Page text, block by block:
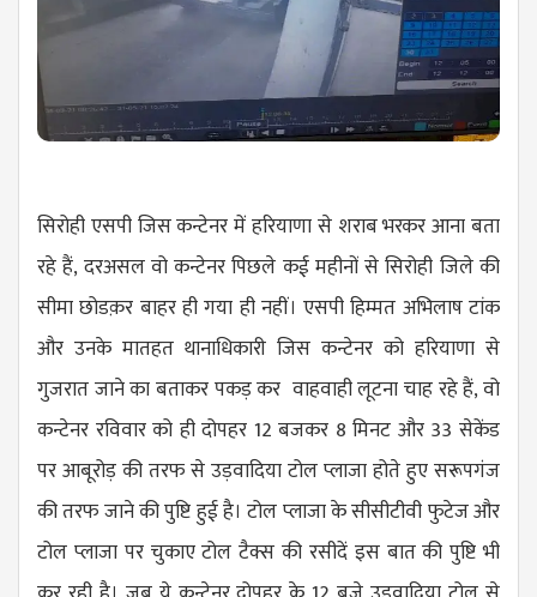
सिरोही एसपी जिस कन्टेनर में हरियाणा से शराब भरकर आना बता
रहे हैं, दरअसल वो कन्टेनर पिछले कई महीनों से सिरोही जिले की
सीमा छोडक़र बाहर ही गया ही नहीं। एसपी हिम्मत अभिलाष टांक
और उनके मातहत थानाधिकारी जिस कन्टेनर को हरियाणा से
गुजरात जाने का बताकर पकड़ कर वाहवाही लूटना चाह रहे हैं, वो
कन्टेनर रविवार को ही दोपहर 12 बजकर 8 मिनट और 33 सेकेंड
पर आबूरोड़ की तरफ से उड़वादिया टोल प्लाजा होते हुए सरूपगंज
की तरफ जाने की पुष्टि हुई है। टोल प्लाजा के सीसीटीवी फुटेज और
टोल प्लाजा पर चुकाए टोल टैक्स की रसीदें इस बात की पुष्टि भी